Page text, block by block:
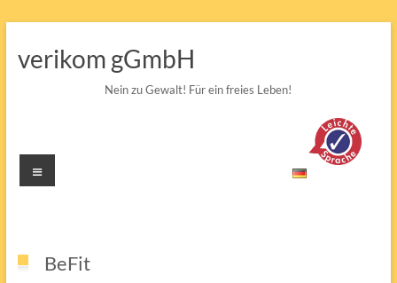
springen
verikom gGmbH
Nein zu Gewalt! Für ein freies Leben!
Menü
BeFit